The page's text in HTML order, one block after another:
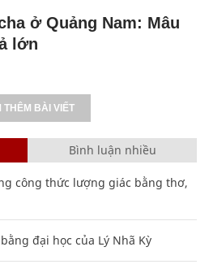
ở Quảng Nam: Mâu
lớn
THÊM BÀI VIẾT
Bình luận nhiều
công thức lượng giác bằng thơ,
đại học của Lý Nhã Kỳ